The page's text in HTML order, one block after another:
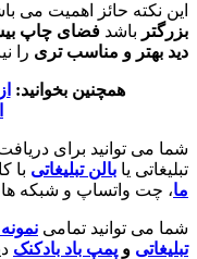
این نکته حائز اهمیت می
بزرگتر باشد فضای چاپ
دید بهتر و مناسب تری را
همچنین بخوانید:
شما می توانید برای
تبلیغاتی یا بالن تبلیغاتی با
ما، چت واتساپ و شبکه
شما می توانید تمامی
تبلیغاتی و پمپ باد بادکنک